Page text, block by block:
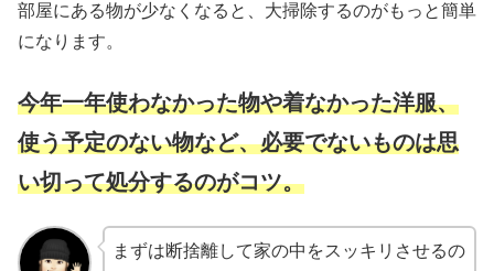
部屋にある物が少なくなると、大掃除するのがもっと簡単
になります。
今年一年使わなかった物や着なかった洋服、
使う予定のない物など、必要でないものは思
い切って処分するのがコツ。
まずは断捨離して家の中をスッキリさせるの